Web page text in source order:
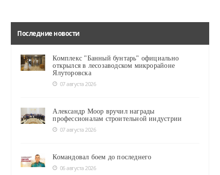
Последние новости
Комплекс "Банный бунтарь" официально
открылся в лесозаводском микрорайоне
Ялуторовска
07 августа 2026
Александр Моор вручил награды
профессионалам строительной индустрии
07 августа 2026
Командовал боем до последнего
06 августа 2026